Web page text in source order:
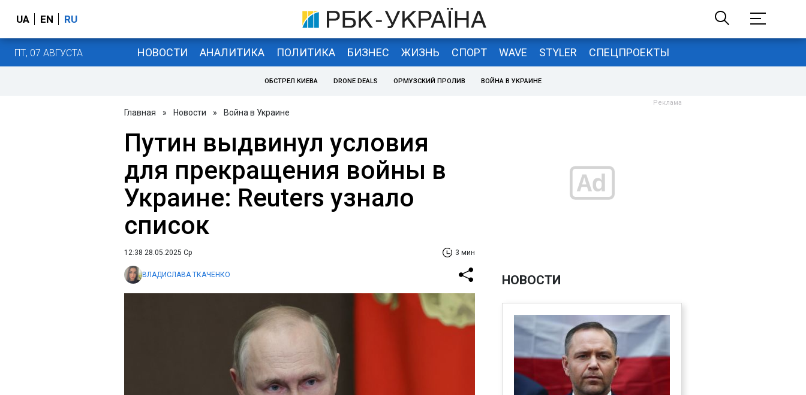
UA EN RU
ПТ, 07 АВГУСТА НОВОСТИ АНАЛИТИКА ПОЛИТИКА БИЗНЕС ЖИЗНЬ СПОРТ WAVE STYLER СПЕЦПРОЕКТЫ
ОБСТРЕЛ КИЕВА DRONE DEALS ОРМУЗСКИЙ ПРОЛИВ ВОЙНА В УКРАИНЕ
Главная » Новости » Война в Украине
Путин выдвинул условия
для прекращения войны в
Украине: Reuters узнало
список
12:38 28.05.2025 Ср 3 мин
ВЛАДИСЛАВА ТКАЧЕНКО НОВОСТИ